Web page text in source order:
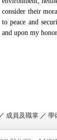
consider their
to peace and
and upon my
／ 成員及職掌 ／ 學